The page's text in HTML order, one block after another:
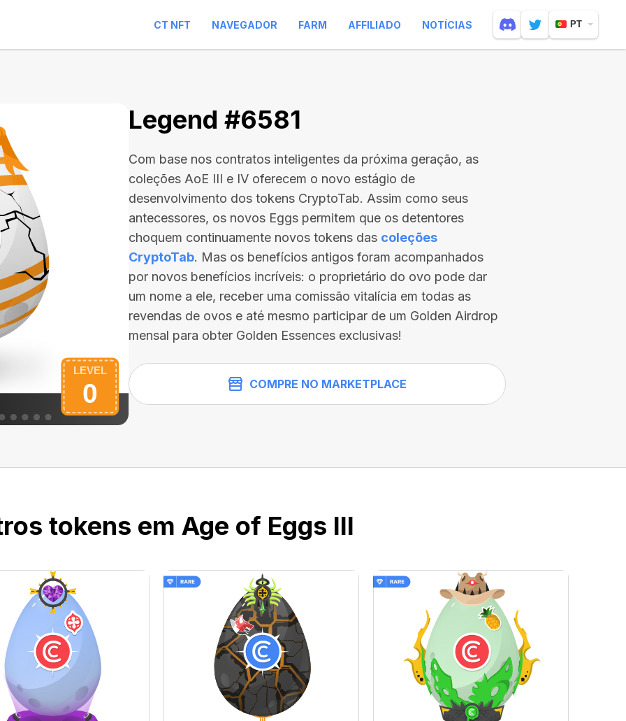
CT NFT NAVEGADOR FARM AFFILIADO NOTÍCIAS PT
Legend #6581
Com base nos contratos inteligentes da próxima geração, as
coleções AoE III e IV oferecem o novo estágio de
desenvolvimento dos tokens CryptoTab. Assim como seus
antecessores, os novos Eggs permitem que os detentores
choquem continuamente novos tokens das coleções
CryptoTab. Mas os benefícios antigos foram acompanhados
por novos benefícios incríveis: o proprietário do ovo pode dar
um nome a ele, receber uma comissão vitalícia em todas as
revendas de ovos e até mesmo participar de um Golden Airdrop
mensal para obter Golden Essences exclusivas!
COMPRE NO MARKETPLACE
tokens em Age of Eggs III